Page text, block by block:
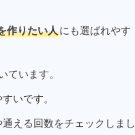
作りたい人にも選ばれやす
います。
いです。
える回数をチェックしまし